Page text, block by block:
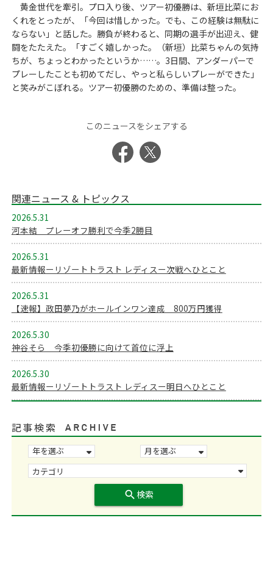
黄金世代を牽引。プロ入り後、ツアー初優勝は、新垣比菜にお
くれをとったが、「今回は惜しかった。でも、この経験は無駄に
ならない」と話した。勝負が終わると、同期の選手が出迎え、健
闘をたたえた。「すごく嬉しかった。（新垣）比菜ちゃんの気持
ちが、ちょっとわかったというか……。3日間、アンダーパーで
プレーしたことも初めてだし、やっと私らしいプレーができた」
と笑みがこぼれる。ツアー初優勝のための、準備は整った。
このニュースをシェアする
関連ニュース & トピックス
2026.5.31
河本結 プレーオフ勝利で今季2勝目
2026.5.31
最新情報ーリゾートトラスト レディスー次戦へひとこと
2026.5.31
【速報】政田夢乃がホールインワン達成 800万円獲得
2026.5.30
神谷そら 今季初優勝に向けて首位に浮上
2026.5.30
最新情報ーリゾートトラスト レディスー明日へひとこと
記事検索
search検索